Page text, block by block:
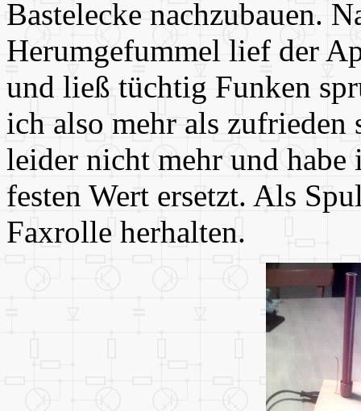
Bastelecke nachzubauen.
Herumgefummel lief der
und ließ tüchtig Funken
ich also mehr als
leider nicht mehr und habe
festen Wert ersetzt. Als
Faxrolle herhalten.